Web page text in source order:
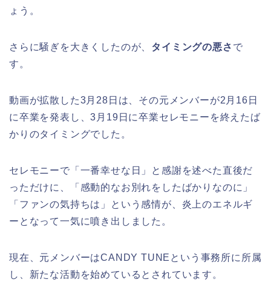
ょう。
さらに騒ぎを大きくしたのが、 タイミングの悪さ で
す。
動画が拡散した3月28日は、その元メンバーが2月16日
に卒業を発表し、3月19日に卒業セレモニーを終えたば
かりのタイミングでした。
セレモニーで「一番幸せな日」と感謝を述べた直後だ
っただけに、「感動的なお別れをしたばかりなのに」
「ファンの気持ちは」という感情が、炎上のエネルギ
ーとなって一気に噴き出しました。
現在、元メンバーはCANDY TUNEという事務所に所属
し、新たな活動を始めているとされています。